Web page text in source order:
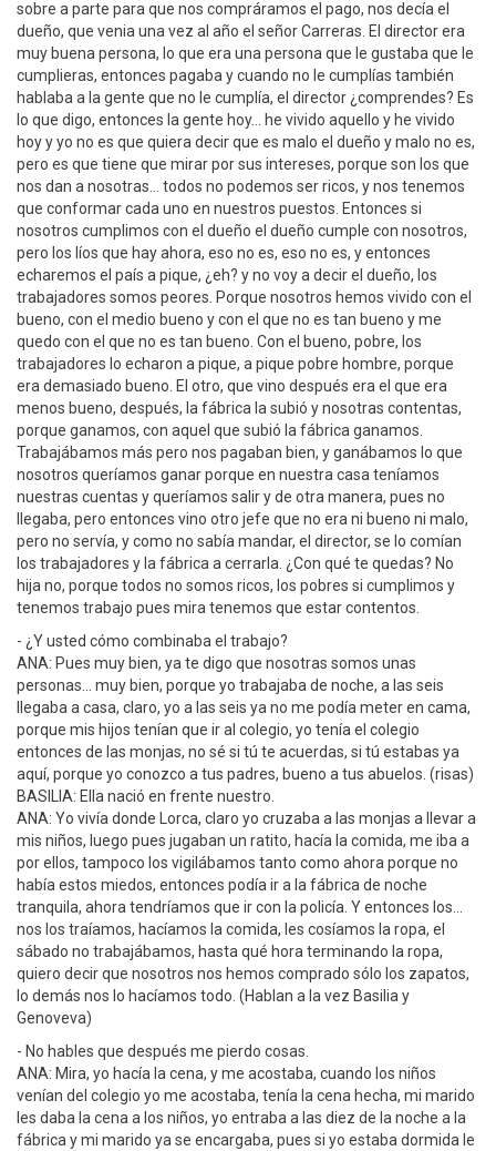
sobre a parte para que nos compráramos el pago, nos decía el
dueño, que venia una vez al año el señor Carreras. El director era
muy buena persona, lo que era una persona que le gustaba que le
cumplieras, entonces pagaba y cuando no le cumplías también
hablaba a la gente que no le cumplía, el director ¿comprendes? Es
lo que digo, entonces la gente hoy... he vivido aquello y he vivido
hoy y yo no es que quiera decir que es malo el dueño y malo no es,
pero es que tiene que mirar por sus intereses, porque son los que
nos dan a nosotras... todos no podemos ser ricos, y nos tenemos
que conformar cada uno en nuestros puestos. Entonces si
nosotros cumplimos con el dueño el dueño cumple con nosotros,
pero los líos que hay ahora, eso no es, eso no es, y entonces
echaremos el país a pique, ¿eh? y no voy a decir el dueño, los
trabajadores somos peores. Porque nosotros hemos vivido con el
bueno, con el medio bueno y con el que no es tan bueno y me
quedo con el que no es tan bueno. Con el bueno, pobre, los
trabajadores lo echaron a pique, a pique pobre hombre, porque
era demasiado bueno. El otro, que vino después era el que era
menos bueno, después, la fábrica la subió y nosotras contentas,
porque ganamos, con aquel que subió la fábrica ganamos.
Trabajábamos más pero nos pagaban bien, y ganábamos lo que
nosotros queríamos ganar porque en nuestra casa teníamos
nuestras cuentas y queríamos salir y de otra manera, pues no
llegaba, pero entonces vino otro jefe que no era ni bueno ni malo,
pero no servía, y como no sabía mandar, el director, se lo comían
los trabajadores y la fábrica a cerrarla. ¿Con qué te quedas? No
hija no, porque todos no somos ricos, los pobres si cumplimos y
tenemos trabajo pues mira tenemos que estar contentos.
- ¿Y usted cómo combinaba el trabajo?
ANA: Pues muy bien, ya te digo que nosotras somos unas
personas... muy bien, porque yo trabajaba de noche, a las seis
llegaba a casa, claro, yo a las seis ya no me podía meter en cama,
porque mis hijos tenían que ir al colegio, yo tenía el colegio
entonces de las monjas, no sé si tú te acuerdas, si tú estabas ya
aquí, porque yo conozco a tus padres, bueno a tus abuelos. (risas)
BASILIA: Ella nació en frente nuestro.
ANA: Yo vivía donde Lorca, claro yo cruzaba a las monjas a llevar a
mis niños, luego pues jugaban un ratito, hacía la comida, me iba a
por ellos, tampoco los vigilábamos tanto como ahora porque no
había estos miedos, entonces podía ir a la fábrica de noche
tranquila, ahora tendríamos que ir con la policía. Y entonces los...
nos los traíamos, hacíamos la comida, les cosíamos la ropa, el
sábado no trabajábamos, hasta qué hora terminando la ropa,
quiero decir que nosotros nos hemos comprado sólo los zapatos,
lo demás nos lo hacíamos todo. (Hablan a la vez Basilia y
Genoveva)
- No hables que después me pierdo cosas.
ANA: Mira, yo hacía la cena, y me acostaba, cuando los niños
venían del colegio yo me acostaba, tenía la cena hecha, mi marido
les daba la cena a los niños, yo entraba a las diez de la noche a la
fábrica y mi marido ya se encargaba, pues si yo estaba dormida le